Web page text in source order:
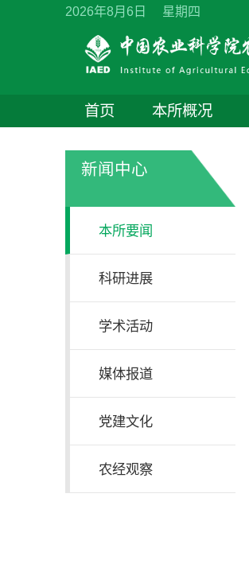
2026年8月6日 星期四
首页 本所概况
新闻中心
本所要闻
科研进展
学术活动
媒体报道
党建文化
农经观察